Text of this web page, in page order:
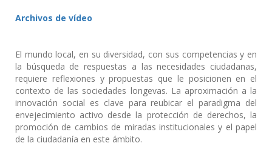
Archivos de vídeo
El mundo local, en su diversidad, con sus competencias y en
la búsqueda de respuestas a las necesidades ciudadanas,
requiere reflexiones y propuestas que le posicionen en el
contexto de las sociedades longevas. La aproximación a la
innovación social es clave para reubicar el paradigma del
envejecimiento activo desde la protección de derechos, la
promoción de cambios de miradas institucionales y el papel
de la ciudadanía en este ámbito.